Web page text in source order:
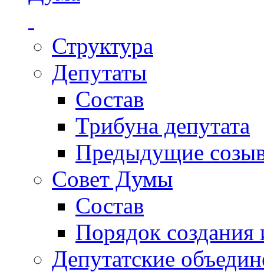
Структура
Депутаты
Состав
Трибуна депутата
Предыдущие
Совет Думы
Состав
Порядок создания
Депутатские